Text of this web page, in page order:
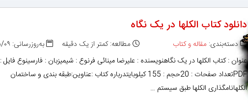
دانلود کتاب الکلها در یک نگاه
دسته‌بندی: مقاله و کتاب مطالعه: کمتر از یک دقیقه
به‌روزرسانی: ۱۳۹۳/۰۵/۰۹
عنوان : کتاب الکلها در یک نگاهنویسنده : علیرضا مینائی فرنوع : شیمیزبان : فارسینوع فایل :
PDFتعداد صفحات : 20حجم : 155 کیلوبایتدرباره کتاب :عناوین:طبقه بندى و ساختمان
الکلهانامگذارى الکلها طبق سیستم …